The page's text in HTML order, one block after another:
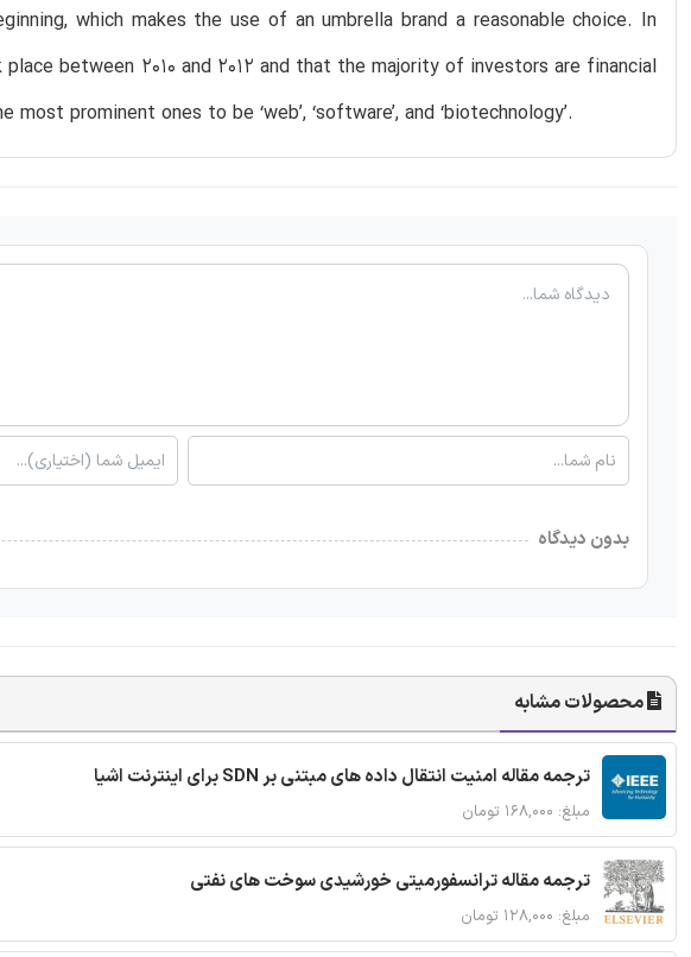
which makes the use of an umbrella brand a reasonable choice. In
between 2010 and 2012 and that the majority of investors are financial
prominent ones to be ‘web’, ‘software’, and ‘biotechnology’.
بدون دیدگاه
محصولات مشابه
ترجمه مقاله امنیت انتقال داده های مبتنی بر SDN برای اینترنت اشیا
مبلغ: ۱۶۸,۰۰۰ تومان
ترجمه مقاله ترانسفورمیتی خورشیدی سوخت های نفتی
مبلغ: ۱۲۸,۰۰۰ تومان